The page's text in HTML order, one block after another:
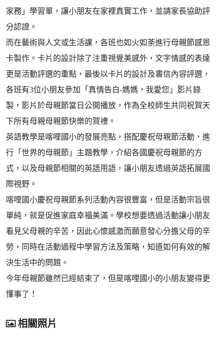
家務」學習單，讓小朋友在家裡真實工作，並請家長協助評
分認證。
而在藝術與人文或生活課，各班也如火如荼進行母親節感恩
卡製作。卡片的設計除了注重視覺美感外，文字情感的表達
更是活動評選的重點，最後以卡片的設計及書信內容評選，
各班有3位小朋友參加「真情告白-媽媽，我愛您」影片錄
製，影片於母親節當日公開播放，作為全校師生共同祝賀天
下所有母親母親節快樂的賀禮。
英語教學是喀哩國小的發展亮點，搭配慶祝母親節活動，進
行「世界的母親節」主題教學，介紹各國慶祝母親節的方
式，以及母親節相關的英語用語，讓小朋友透過英語拓展國
際視野。
喀哩國小慶祝母親節系列活動內容很豐富，但是活動宗旨很
單純，就是促進家庭幸福美滿。學校想要透過活動讓小朋友
看見父母親的辛苦，因此心懷感激而願意發心分擔父母的辛
勞，同時在活動過程中學習方法及策略，知道如何有效的解
決生活中的問題。
今年母親節雖然已經結束了，但是喀哩國小的小朋友變得更
懂事了！
相關照片